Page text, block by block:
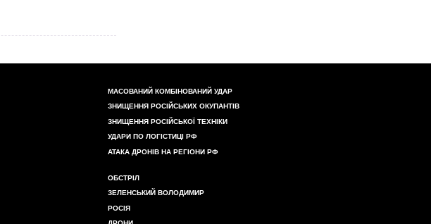
МАСОВАНИЙ КОМБІНОВАНИЙ УДАР
ЗНИЩЕННЯ РОСІЙСЬКИХ ОКУПАНТІВ
ЗНИЩЕННЯ РОСІЙСЬКОЇ ТЕХНІКИ
УДАРИ ПО ЛОГІСТИЦІ РФ
АТАКА ДРОНІВ НА РЕГІОНИ РФ
ОБСТРІЛ
ЗЕЛЕНСЬКИЙ ВОЛОДИМИР
РОСІЯ